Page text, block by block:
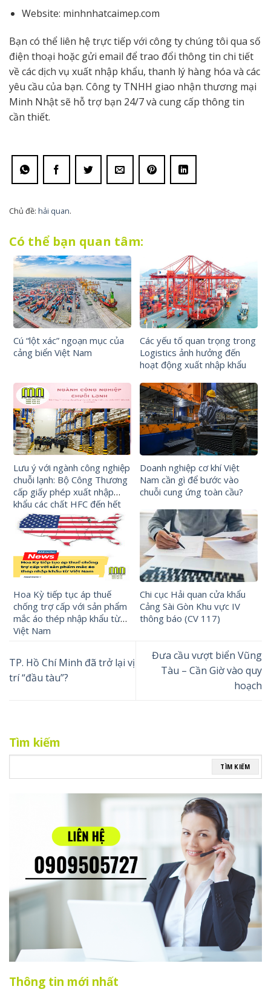
Website: minhnhatcaimep.com
Bạn có thể liên hệ trực tiếp với công ty chúng tôi qua số
điện thoại hoặc gửi email để trao đổi thông tin chi tiết
về các dịch vụ xuất nhập khẩu, thanh lý hàng hóa và các
yêu cầu của bạn. Công ty TNHH giao nhận thương mại
Minh Nhật sẽ hỗ trợ bạn 24/7 và cung cấp thông tin
cần thiết.
Chủ đề: hải quan.
Có thể bạn quan tâm:
Cú “lột xác” ngoạn mục của
cảng biển Việt Nam
Các yếu tố quan trọng trong
Logistics ảnh hưởng đến
hoạt động xuất nhập khẩu
Lưu ý với ngành công nghiệp
chuỗi lạnh: Bộ Công Thương
cấp giấy phép xuất nhập
khẩu các chất HFC đến hết
31/12/2023
Doanh nghiệp cơ khí Việt
Nam cần gì để bước vào
chuỗi cung ứng toàn cầu?
Hoa Kỳ tiếp tục áp thuế
chống trợ cấp với sản phẩm
mắc áo thép nhập khẩu từ
Việt Nam
Chi cục Hải quan cửa khẩu
Cảng Sài Gòn Khu vực IV
thông báo (CV 117)
TP. Hồ Chí Minh đã trở lại vị
trí “đầu tàu”?
Đưa cầu vượt biển Vũng
Tàu – Cần Giờ vào quy
hoạch
Tìm kiếm
TÌM KIẾM
Thông tin mới nhất